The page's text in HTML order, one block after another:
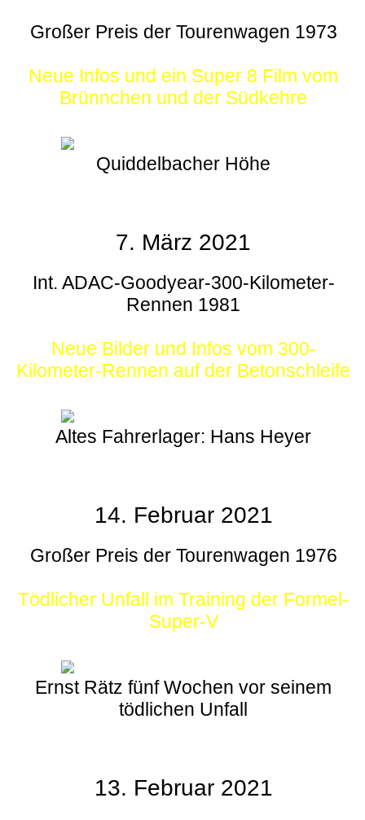
Großer Preis der Tourenwagen 1973
Neue Infos und ein Super 8 Film vom
Brünnchen und der Südkehre
Quiddelbacher Höhe
7. März 2021
Int. ADAC-Goodyear-300-Kilometer-
Rennen 1981
Neue Bilder und Infos vom 300-
Kilometer-Rennen auf der Betonschleife
Altes Fahrerlager: Hans Heyer
14. Februar 2021
Großer Preis der Tourenwagen 1976
Tödlicher Unfall im Training der Formel-
Super-V
Ernst Rätz fünf Wochen vor seinem
tödlichen Unfall
13. Februar 2021